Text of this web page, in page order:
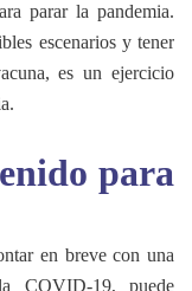
parar la pandemia.
escenarios y tener
es un ejercicio
para
en breve con una
COVID-19, puede